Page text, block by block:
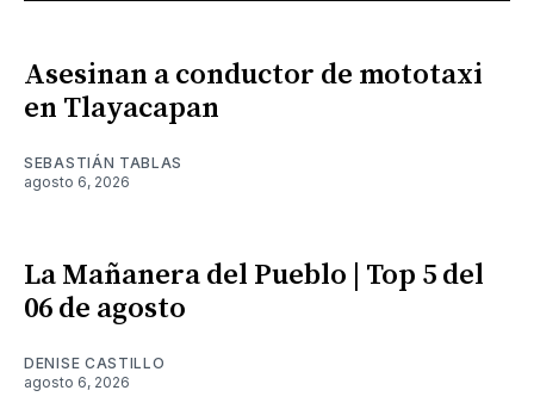
Asesinan a conductor de mototaxi
en Tlayacapan
SEBASTIÁN TABLAS
agosto 6, 2026
La Mañanera del Pueblo | Top 5 del
06 de agosto
DENISE CASTILLO
agosto 6, 2026